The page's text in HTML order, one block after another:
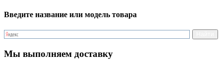
Введите название или модель товара
Мы выполняем доставку